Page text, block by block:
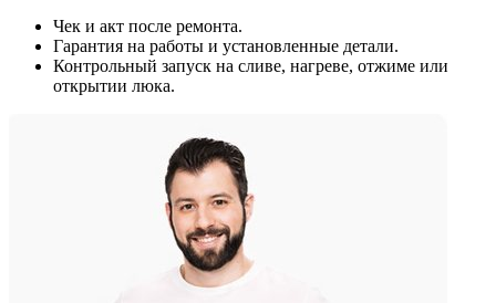
Чек и акт после ремонта.
Гарантия на работы и установленные детали.
Контрольный запуск на сливе, нагреве, отжиме или
открытии люка.